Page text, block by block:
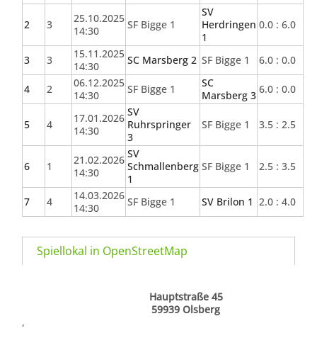
2 3
25.10.2025
14:30
SF Bigge 1
SV
Herdringen
1
0.0 : 6.0
3 3
15.11.2025
14:30
SC Marsberg 2 SF Bigge 1 6.0 : 0.0
4 2
06.12.2025
14:30
SF Bigge 1
SC
Marsberg 3 6.0 : 0.0
5 4
17.01.2026
14:30
SV
Ruhrspringer
3
SF Bigge 1 3.5 : 2.5
6 1
21.02.2026
14:30
SV
Schmallenberg
1
SF Bigge 1 2.5 : 3.5
7 4
14.03.2026
14:30
SF Bigge 1 SV Brilon 1 2.0 : 4.0
Spiellokal in OpenStreetMap
Hauptstraße 45
59939 Olsberg
,